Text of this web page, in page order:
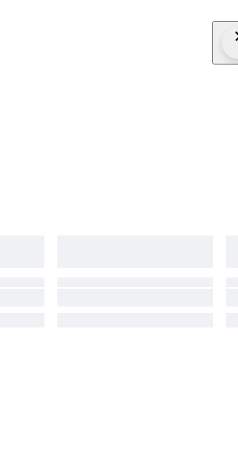
completa. Edición limitada de 50 piezas. Precio